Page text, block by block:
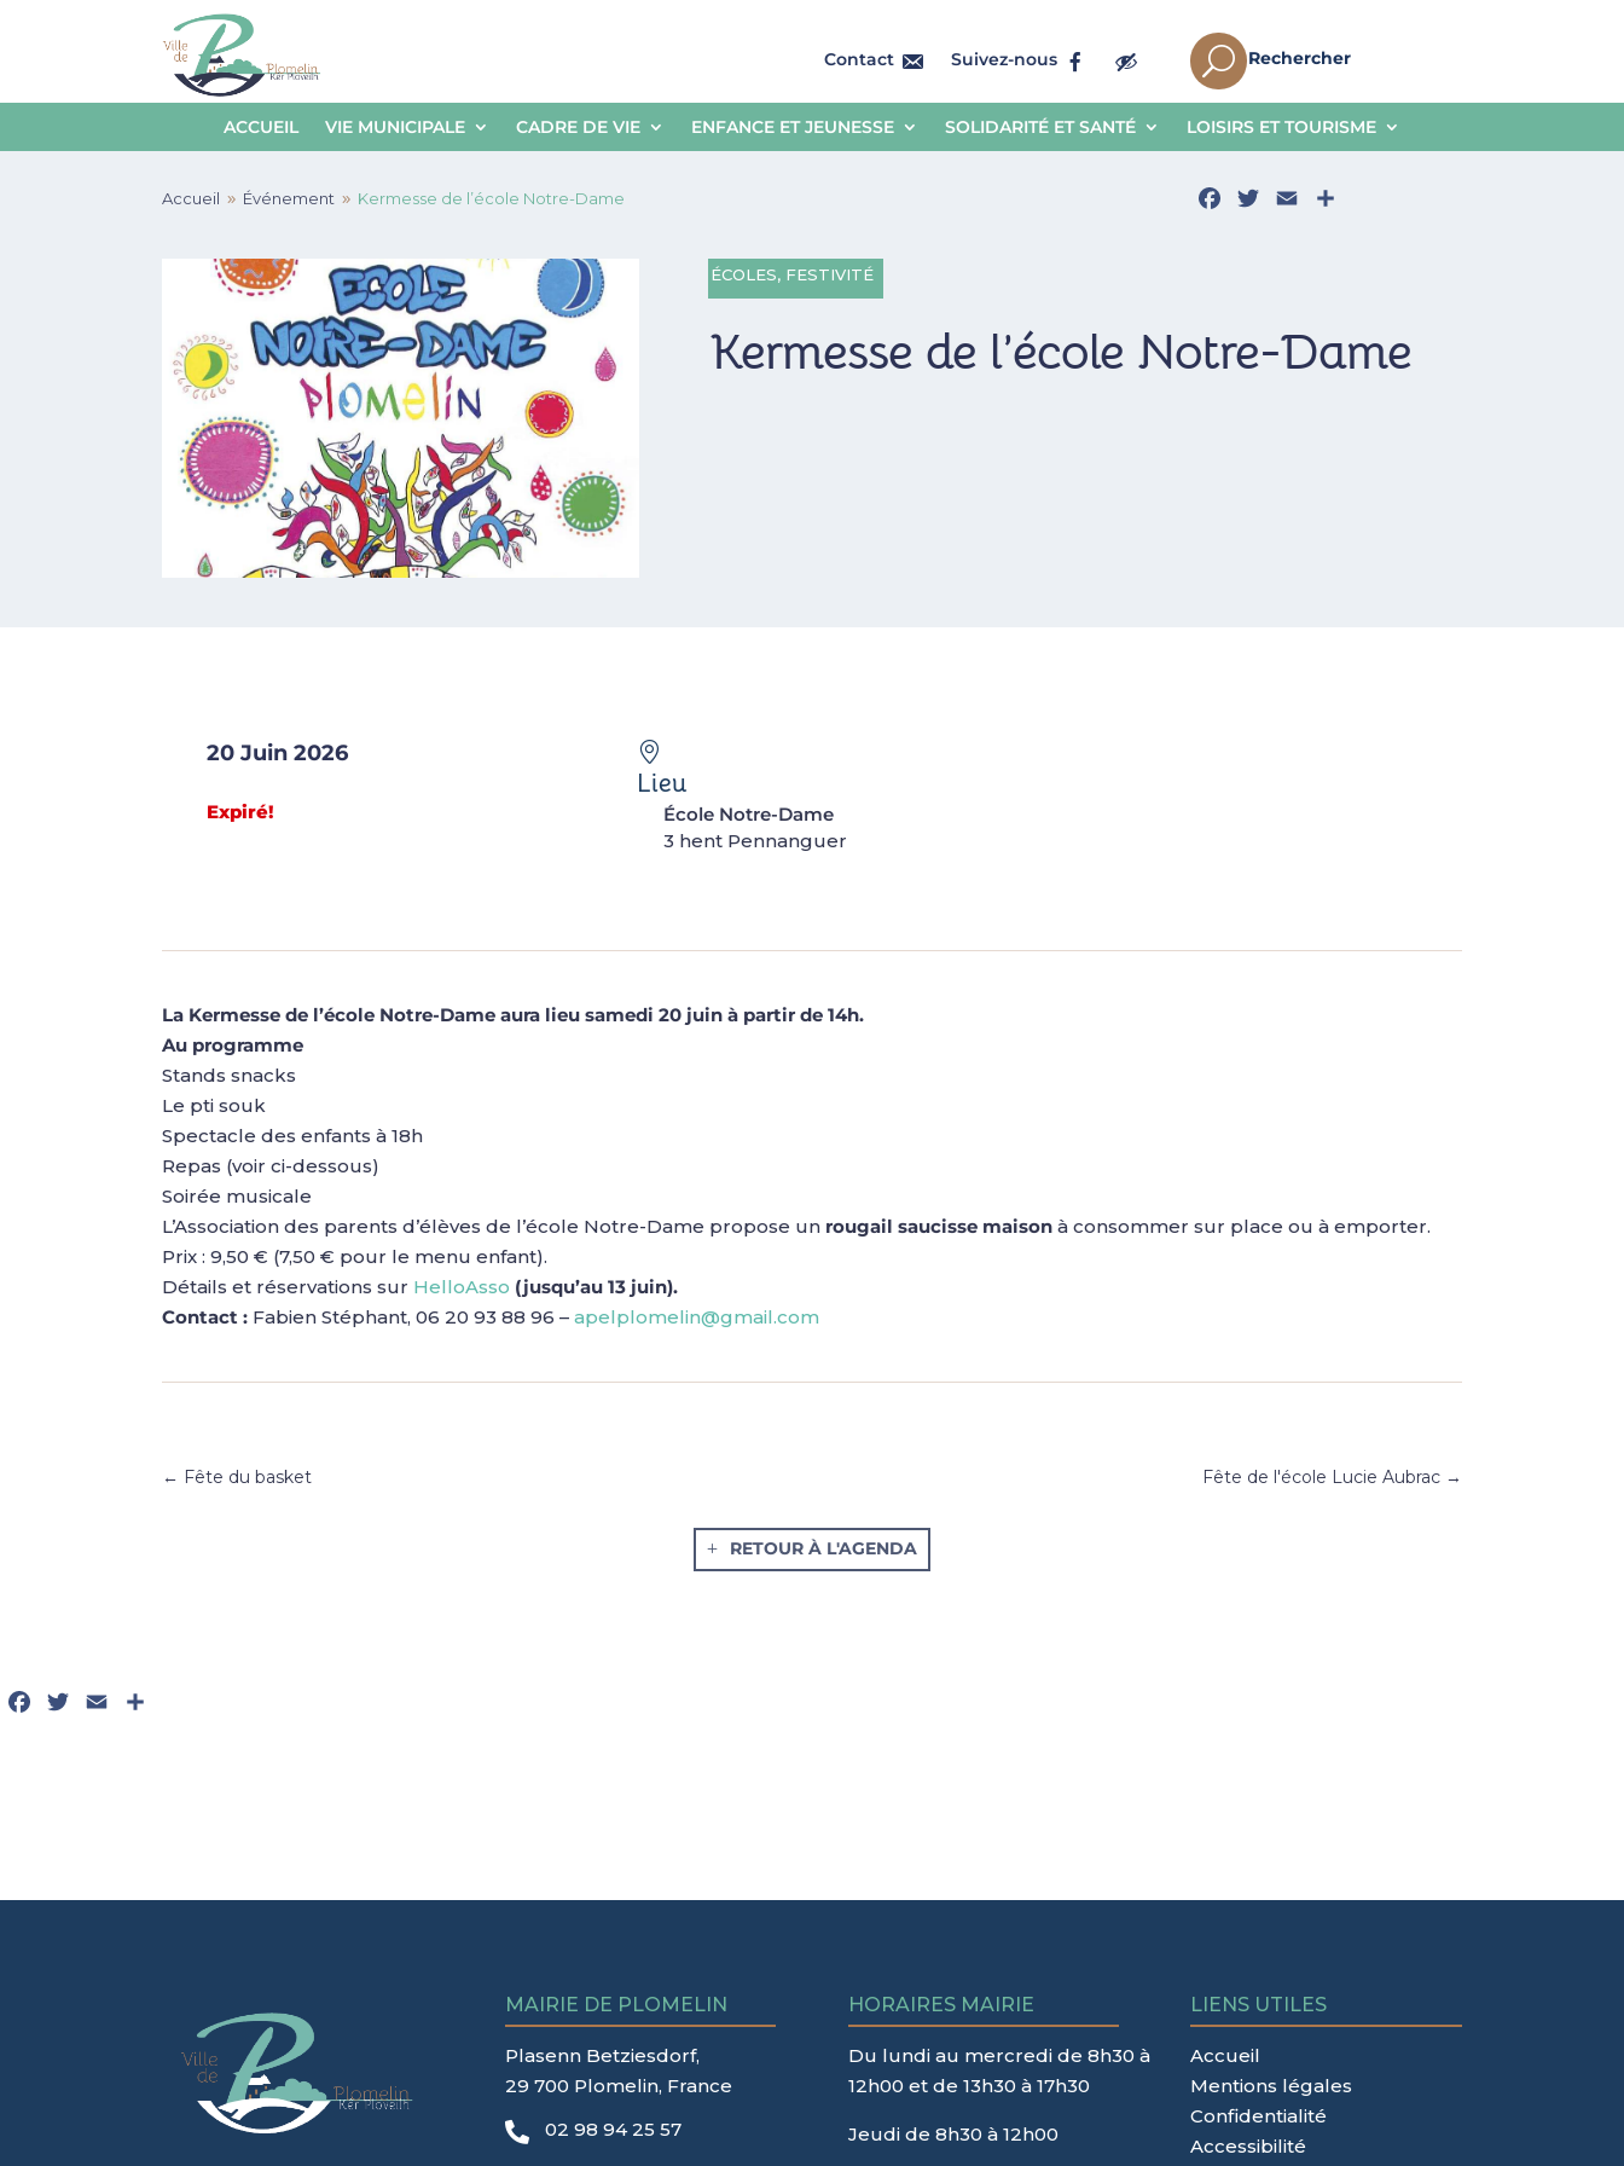
Contact Suivez-nous U Rechercher
ACCUEIL VIE MUNICIPALE CADRE DE VIE ENFANCE ET JEUNESSE SOLIDARITÉ ET SANTÉ LOISIRS ET TOURISME
Accueil 9 Événement 9 Kermesse de l’école Notre-Dame Facebook
Twitter
Email
ÉCOLES, FESTIVITÉ
Kermesse de l’école Notre-Dame
20 Juin 2026
Expiré!
Lieu
École Notre-Dame
3 hent Pennanguer
La Kermesse de l’école Notre-Dame aura lieu samedi 20 juin à partir de 14h.
Au programme
Stands snacks
Le pti souk
Spectacle des enfants à 18h
Repas (voir ci-dessous)
Soirée musicale
L’Association des parents d’élèves de l’école Notre-Dame propose un rougail saucisse maison à consommer sur place ou à emporter.
Prix : 9,50 € (7,50 € pour le menu enfant).
Détails et réservations sur HelloAsso (jusqu’au 13 juin).
Contact : Fabien Stéphant, 06 20 93 88 96 –apelplomelin@gmail.com
← Fête du basket Fête de l'école Lucie Aubrac→
RETOUR À L'AGENDA
Facebook
Twitter
Email
MAIRIE DE PLOMELIN
Plasenn Betziesdorf,
29 700 Plomelin, France
 02 98 94 25 57
HORAIRES MAIRIE
Du lundi au mercredi de 8h30 à
12h00 et de 13h30 à 17h30
Jeudi de 8h30 à 12h00
LIENS UTILES
Accueil
Mentions légales
Confidentialité
Accessibilité